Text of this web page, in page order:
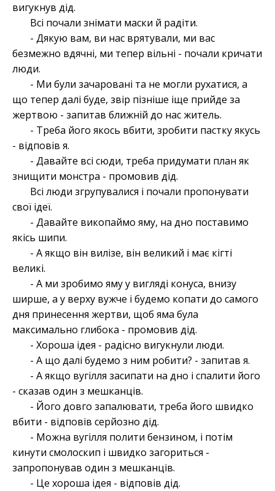
вигукнув дід.
Всі почали знімати маски й радіти.
- Дякую вам, ви нас врятували, ми вас
безмежно вдячні, ми тепер вільні - почали кричати
люди.
- Ми були зачаровані та не могли рухатися, а
що тепер далі буде, звір пізніше іще прийде за
жертвою - запитав ближній до нас житель.
- Треба його якось вбити, зробити пастку якусь
- відповів я.
- Давайте всі сюди, треба придумати план як
знищити монстра - промовив дід.
Всі люди згрупувалися і почали пропонувати
свої ідеї.
- Давайте викопаймо яму, на дно поставимо
якісь шипи.
- А якщо він вилізе, він великий і має кігті
великі.
- А ми зробимо яму у вигляді конуса, внизу
ширше, а у верху вужче і будемо копати до самого
дня принесення жертви, щоб яма була
максимально глибока - промовив дід.
- Хороша ідея - радісно вигукнули люди.
- А що далі будемо з ним робити? - запитав я.
- А якщо вугілля засипати на дно і спалити його
- сказав один з мешканців.
- Його довго запалювати, треба його швидко
вбити - відповів серйозно дід.
- Можна вугілля полити бензином, і потім
кинути смолоскип і швидко загориться -
запропонував один з мешканців.
- Це хороша ідея - відповів дід.